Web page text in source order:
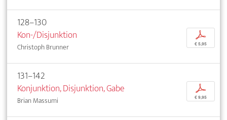
128–130
Kon-/Disjunktion
Christoph Brunner
p
€ 5,95
131–142
Konjunktion, Disjunktion, Gabe
Brian Massumi
p
€ 9,95